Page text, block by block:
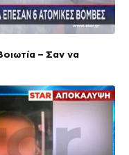
– Σαν να